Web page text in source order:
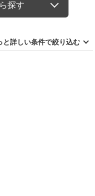
探す
と詳しい条件で絞り込む